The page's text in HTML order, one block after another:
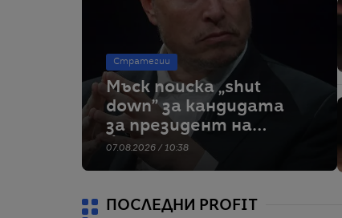
Стратегии
Мъск поиска „shut
down” за кандидата
за президент на
Франция от
07.08.2026 / 10:38
ПОСЛЕДНИ PROFIT